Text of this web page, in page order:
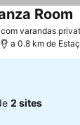
varandas
Room
a 0.8 km de
2 sites